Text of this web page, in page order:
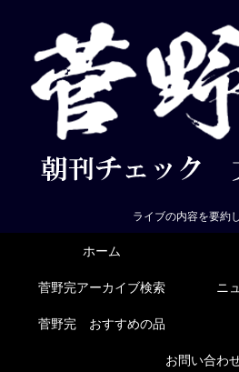
ライブの内容を要約
ホーム
菅野完アーカイブ検索 ニ
菅野完 おすすめの品
お問い合わ